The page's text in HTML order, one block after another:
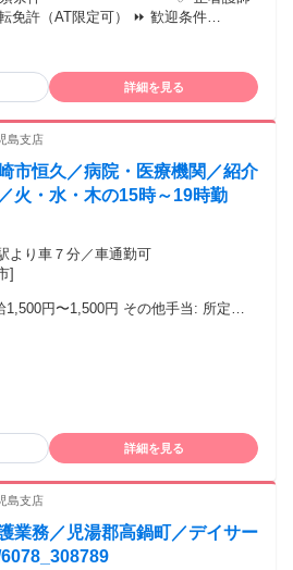
時間） 固定残業時間を超えた勤務時
一律手当】 全員に一律
・家族手当金額：あり 1ヶ月あたり1
回程度の勤務見込みで2万円〜2.5万円
AT限定可） ⏩ 歓迎条件
ブランクOK） ✅ ワード・エクセル
ジいただけます。 慣れるまでは
護の幅を広
う環境で働き
て長く働け
）を上限とするため64歳以下の方を
詳細を見る
島支店
市恒久／病院・医療機関／紹介
火・水・木の15時～19時勤
より車７分／車通勤可
]
円 その他手当: 所定外
詳細を見る
島支店
業務／児湯郡高鍋町／デイサー